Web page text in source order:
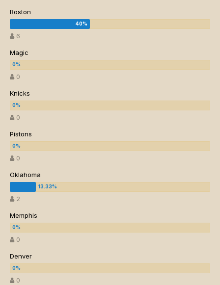
Boston
6
Magic
0
Knicks
0
Pistons
0
Oklahoma
2
Memphis
0
Denver
0